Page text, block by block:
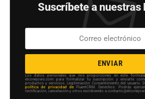
Suscríbete a nuestras
ENVIAR
Los datos personales que nos proporciones en este
elconejows.com para formalizar tu suscripción y enviarte
productos y servicios. Legitimación: Consentimiento del usuario.
política de privacidad de FluentCRM. Derechos: Podrás
rectificación, cancelación y otros escribiendo a